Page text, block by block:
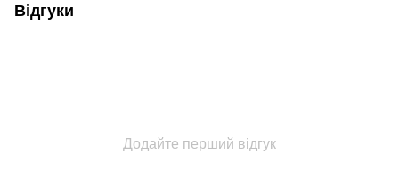
Відгуки
Додайте перший відгук